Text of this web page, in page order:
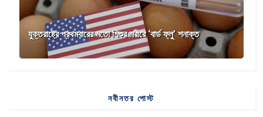
যুক্তরাষ্ট্রে প্রথমবারের মতো শিশুর শরীরে ‘বার্ড ফ্লু’ শনাক্ত
নবীনতর পোস্ট